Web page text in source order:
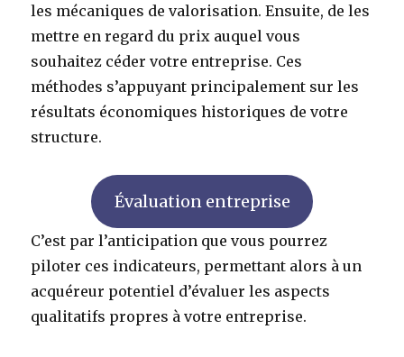
les mécaniques de valorisation. Ensuite, de les
mettre en regard du prix auquel vous
souhaitez céder votre entreprise. Ces
méthodes s’appuyant principalement sur les
résultats économiques historiques de votre
structure.
Évaluation entreprise
C’est par l’anticipation que vous pourrez
piloter ces indicateurs, permettant alors à un
acquéreur potentiel d’évaluer les aspects
qualitatifs propres à votre entreprise.